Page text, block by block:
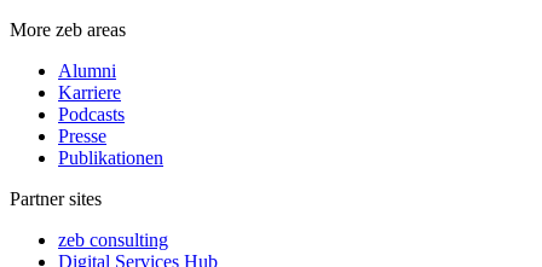
More zeb areas
Alumni
Karriere
Podcasts
Presse
Publikationen
Partner sites
zeb consulting
Digital Services Hub